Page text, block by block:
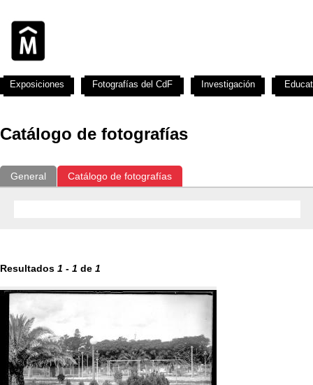
Catálogo de fotografías
General Catálogo de fotografías
Resultados 1 - 1 de 1
Exposiciones Fotografías del CdF Investigación